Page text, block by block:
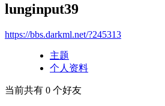
lunginput39
https://bbs.darkml.net/?245313
主题
个人资料
当前共有 0 个好友